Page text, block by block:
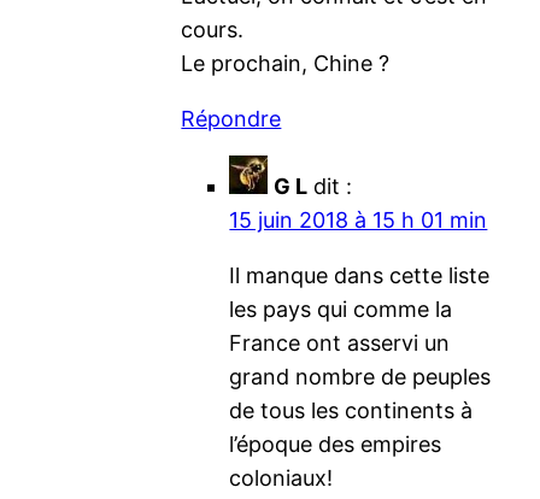
cours.
Le prochain, Chine ?
Répondre
G L dit :
15 juin 2018 à 15 h 01 min
Il manque dans cette liste
les pays qui comme la
France ont asservi un
grand nombre de peuples
de tous les continents à
l’époque des empires
coloniaux!